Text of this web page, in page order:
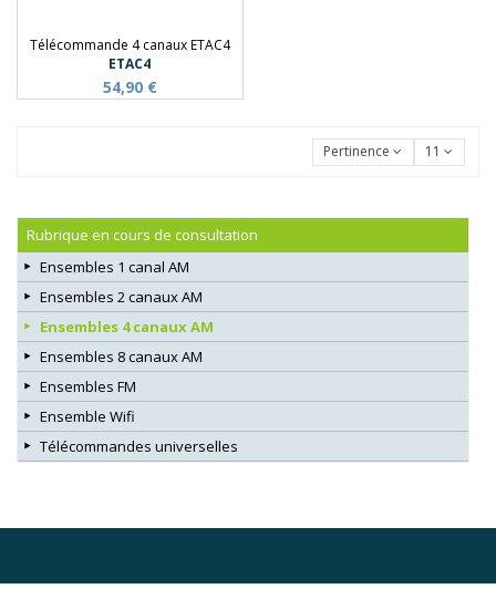
Télécommande 4 canaux ETAC4
ETAC4
54,90 €
Pertinence 11
Rubrique en cours de consultation
Ensembles 1 canal AM
Ensembles 2 canaux AM
Ensembles 4 canaux AM
Ensembles 8 canaux AM
Ensembles FM
Ensemble Wifi
Télécommandes universelles